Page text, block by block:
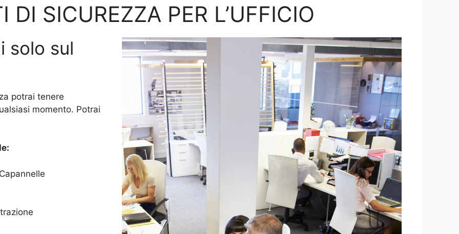
DI SICUREZZA PER L’UFFICIO
solo sul
potrai tenere
momento. Potrai